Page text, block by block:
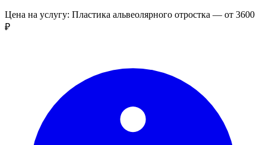
Цена на услугу: Пластика альвеолярного отростка — от 3600
₽